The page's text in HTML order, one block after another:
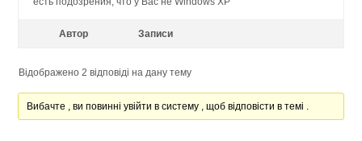
Автор Записи
Відображено 2 відповіді на дану тему
Вибачте , ви повинні увійти в систему , щоб відповісти в темі .